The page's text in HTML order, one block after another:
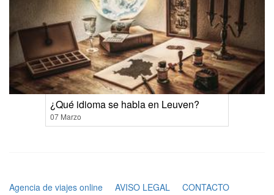
¿Qué idioma se habla en Leuven?
07 Marzo
Agencia de viajes online AVISO LEGAL CONTACTO